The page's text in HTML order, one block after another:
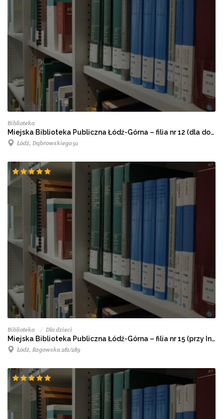
Biblioteka
Miejska Biblioteka Publiczna Łódź-Górna – filia nr 12 (dla dorosłych)
Łódź, Dąbrowskiego 91
Biblioteka Dla dzieci
Miejska Biblioteka Publiczna Łódź-Górna – filia nr 15 (przy Instytucie Centrum Zdrowia Matki Polki)
Łódź, Rzgowska 281/289